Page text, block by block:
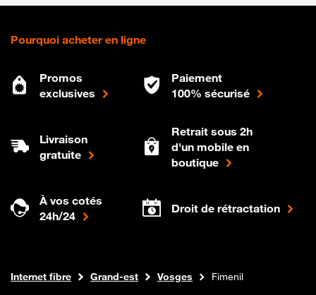
Pourquoi acheter en ligne
Promos
exclusives
Paiement
100% sécurisé
Livraison
gratuite
Retrait sous 2h
d'un mobile en
boutique
À vos cotés
24h/24
Droit de rétractation
Boutique Orange
Internet fibre Grand-est Vosges Fimenil